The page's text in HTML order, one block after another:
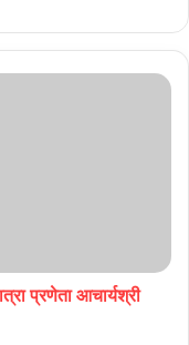
प्रणेता आचार्यश्री